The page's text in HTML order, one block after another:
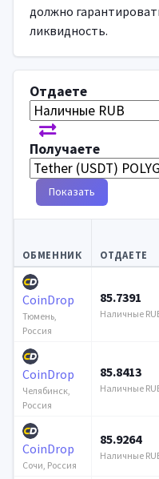
должно
ликвидность.
Отдаете
Получаете
Показать
ОБМЕННИК ОТДАЕТЕ
CoinDrop
Тюмень,
Россия
85.7391
Наличные
CoinDrop
Челябинск,
Россия
85.8413
Наличные
CoinDrop
Сочи, Россия
85.9264
Наличные